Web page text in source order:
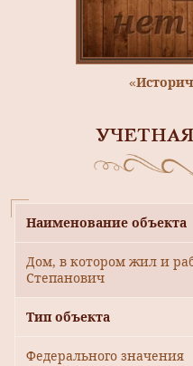
Наименование объекта
Дом, в котором жил и
Степанович
Тип объекта
Федерального значения